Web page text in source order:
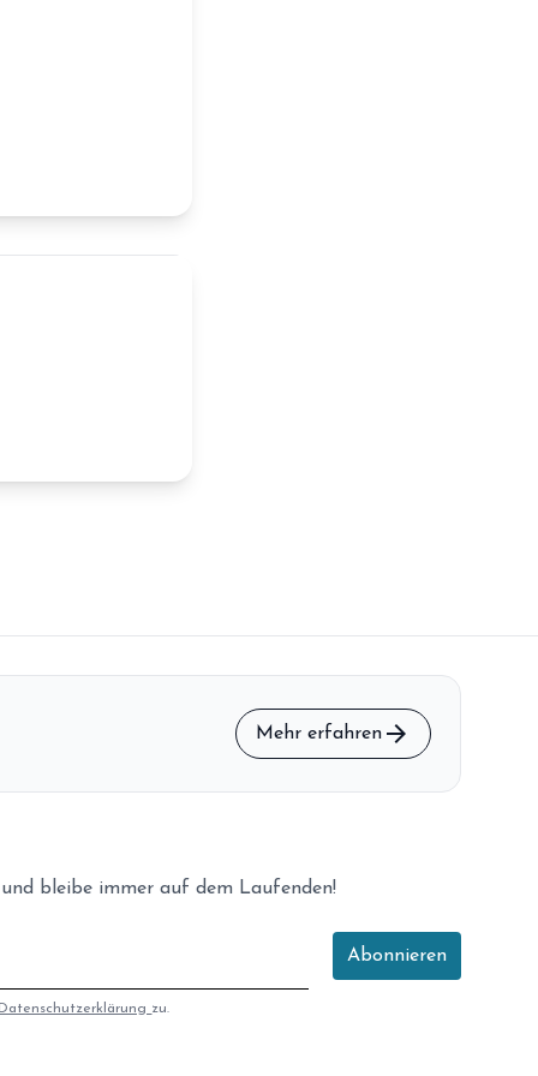
Mehr erfahren arrow_forward
bleibe immer auf dem Laufenden!
Abonnieren
Datenschutzerklärung zu.